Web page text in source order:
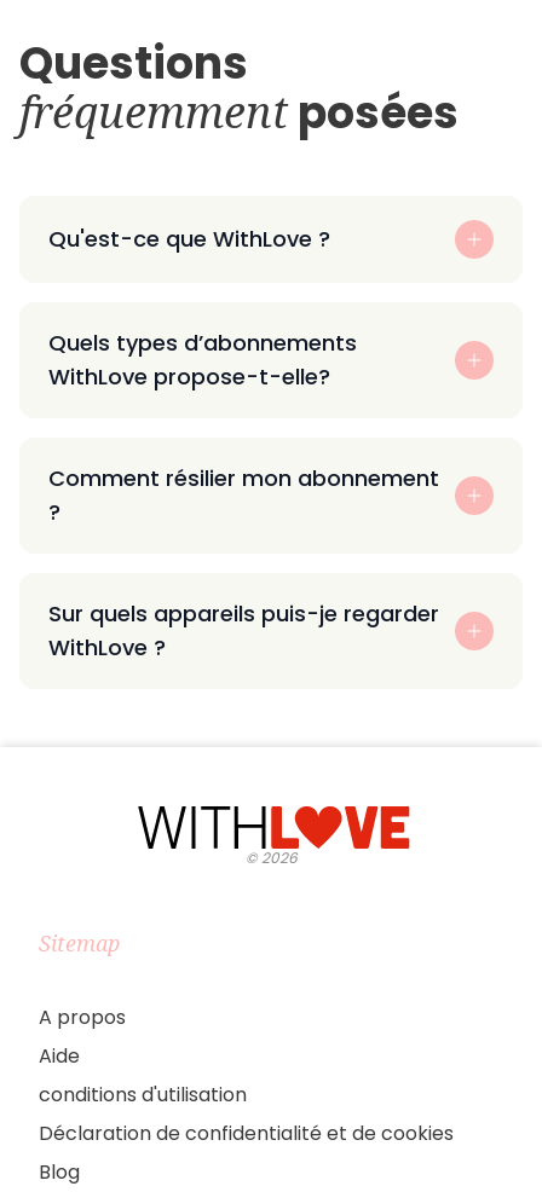
Questions
fréquemmentposées
Qu'est-ce que WithLove ?
Quels types d’abonnements
WithLove propose-t-elle?
Comment résilier mon abonnement
?
Sur quels appareils puis-je regarder
WithLove ?
©2026
Sitemap
A propos
Aide
conditions d'utilisation
Déclaration de confidentialité et de cookies
Blog